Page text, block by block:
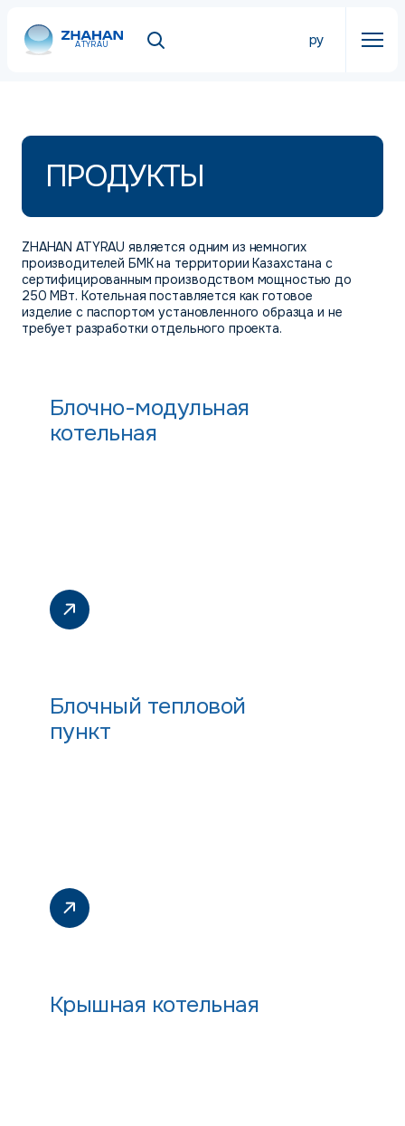
ATYRAU ру
ПРОДУКТЫ
ZHAHAN ATYRAU является одним из немногих
производителей БМК на территории Казахстана с
сертифицированным производством мощностью до
250 МВт. Котельная поставляется как готовое
изделие с паспортом установленного образца и не
требует разработки отдельного проекта.
Блочно-модульная
котельная
Блочный тепловой
пункт
Крышная котельная